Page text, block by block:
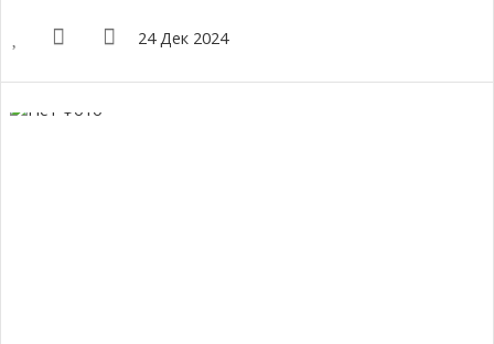
24 Дек 2024